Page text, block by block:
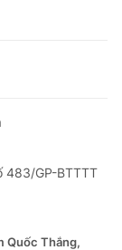
483/GP-BTTTT
Quốc Thắng,